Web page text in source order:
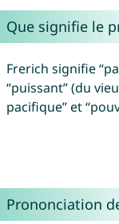
Que signifie le
Frerich signifie
“puissant” (du
pacifique” et
Prononciation